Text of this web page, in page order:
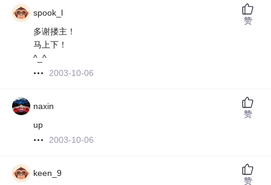
spook_l
多谢搂主！
马上下！
^_^
2003-10-06
赞
naxin
up
2003-10-06
赞
keen_9
赞